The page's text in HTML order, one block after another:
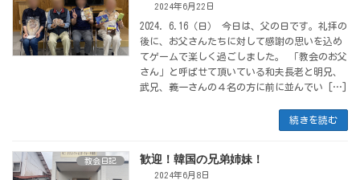
2024年6月22日
2024. 6.16（日） 今日は、父の日です。礼拝の
後に、お父さんたちに対して感謝の思いを込め
てゲームで楽しく過ごしました。 「教会のお父
さん」と呼ばせて頂いている和夫長老と明兄、
武兄、義一さんの４名の方に前に並んでい […]
続きを読む
教会日記 歓迎！韓国の兄弟姉妹！
2024年6月8日